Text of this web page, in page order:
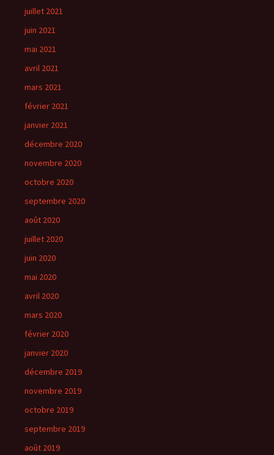
juillet 2021
juin 2021
mai 2021
avril 2021
mars 2021
février 2021
janvier 2021
décembre 2020
novembre 2020
octobre 2020
septembre 2020
août 2020
juillet 2020
juin 2020
mai 2020
avril 2020
mars 2020
février 2020
janvier 2020
décembre 2019
novembre 2019
octobre 2019
septembre 2019
août 2019